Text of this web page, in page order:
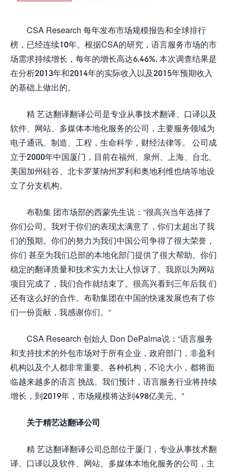
CSA Research 每年发布市场规模报告和全球排行
榜，已经连续10年。根据CSA的研究，语言服务市场的市
场需求持续增长，每年的增长高达6.46%. 本次调查结果是
在分析2013年和2014年的实际收入以及2015年预期收入
的基础上做出的。
精 艺达翻译翻译公司是专业从事技术翻译、口译以及
软件、网站、多媒体本地化服务的公司，主要服务领域为
电子通讯、制造、工程，生命科学，财经法律等。 公司成
立于2000年中国厦门，目前在福州、泉州、上海、台北、
美国加州硅谷、北卡罗莱纳州罗利和奥地利维也纳等地设
立了分支机构。
布勒集 团市场部的西蒙先生说：“很高兴当年选择了
你们公司。我对于你们的表现太满意了，你们太超出了我
们的预期。你们的努力为我们中国公司争得了很大荣誉，
你们 甚至为我们总部的本地化部门提供了很大帮助。你们
稳定的翻译质量和技术实力太让人惊讶了。我原以为网站
项目完成了，我们合作就结束了。很高兴看到三年后我 们
还有这么好的合作。布勒集团在中国的快速发展也有了你
们一份贡献，我感谢你们。“
CSA Research 创始人 Don DePalma说：“语言服务
和支持技术的外包市场对于所有企业，政府部门，非盈利
机构以及个人都非常重要。各种机构，不论大小，都将面
临越来越多的语言 挑战。我们预计，语言服务行业将持续
增长，到2019年，市场规模将达到498亿美元。”
关于精艺达翻译公司
精 艺达翻译翻译公司总部位于厦门，专业从事技术翻
译、口译以及软件、网站、多媒体本地化服务的公司，主